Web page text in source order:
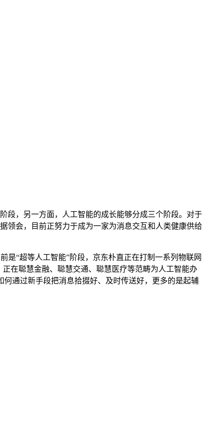
，另一方面，人工智能的成长能够分成三个阶段。对于
领会，目前正努力于成为一家为消息交互和人类健康供给
“超等人工智能”阶段，京东朴直正在打制一系列物联网
在聪慧金融、聪慧交通、聪慧医疗等范畴为人工智能办
通过新手段把消息拾掇好、及时传送好，更多的是起辅